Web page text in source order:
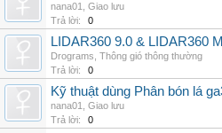
nana01
Giao lưu
Trả lời:
0
LIDAR360 9.0 & LIDAR360
Drograms Thông gió thông thường
Trả lời:
0
Kỹ thuật dùng Phân bón lá
nana01
Giao lưu
Trả lời:
0